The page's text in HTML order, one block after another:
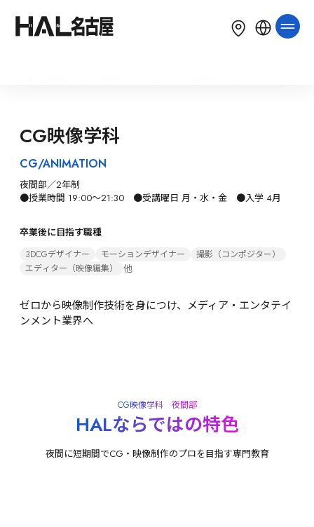
LANGUAGE
CG映像学科
CG/ANIMATION
夜間部／2年制
●授業時間 19:00～21:30　●受講曜日 月・水・金　●入学 4月
卒業後に目指す職種
3DCGデザイナー モーションデザイナー
撮影（コンポジター）
エディター（映像編集）
他
ゼロから映像制作技術を身につけ、メディア・エンタテイ
ンメント業界へ
CG映像学科　夜間部
HALならではの特色
夜間に短期間でCG・映像制作のプロを目指す専門教育